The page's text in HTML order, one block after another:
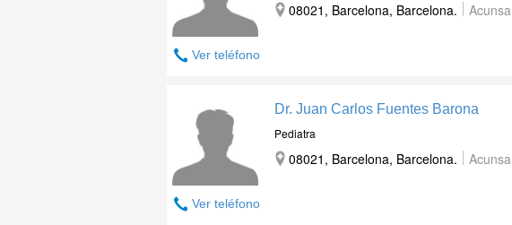
Ver teléfono
08021, Barcelona, Barcelona. Acunsa
Ver teléfono
Dr. Juan Carlos Fuentes Barona
Pediatra
08021, Barcelona, Barcelona. Acunsa